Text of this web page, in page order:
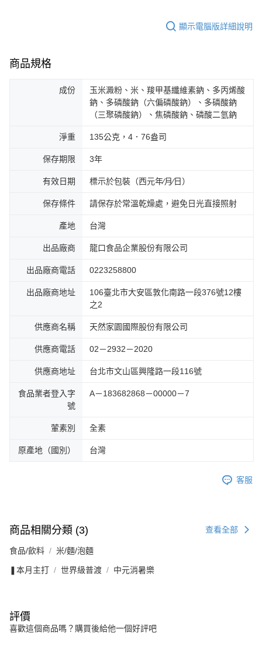
顯示電腦版詳細說明
商品規格
成份
玉米澱粉、米、羧甲基纖維素鈉、多丙烯酸
鈉、多磷酸鈉（六偏磷酸鈉）、多磷酸鈉
（三聚磷酸鈉）、焦磷酸鈉、磷酸二氫鈉
淨重 135公克，4．76盎司
保存期限 3年
有效日期 標示於包裝（西元年⁄月⁄日）
保存條件 請保存於常溫乾燥處，避免日光直接照射
產地 台灣
出品廠商 龍口食品企業股份有限公司
出品廠商電話 0223258800
出品廠商地址
106臺北市大安區敦化南路一段376號12樓
之2
供應商名稱 天然家園國際股份有限公司
供應商電話 02－2932－2020
供應商地址 台北市文山區興隆路一段116號
食品業者登入字
號
A－183682868－00000－7
葷素別 全素
原產地（國別） 台灣
客服
商品相關分類 (3) 查看全部
食品/飲料 米/麵/泡麵
❚本月主打 世界級普渡 中元消暑樂
評價
喜歡這個商品嗎？購買後給他一個好評吧